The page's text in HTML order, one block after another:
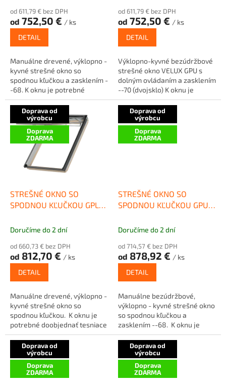
od 611,79 € bez DPH
od 752,50 € / ks
DETAIL
Manuálne drevené, výklopno -
kyvné strešné okno so
spodnou kľučkou a zasklením -
-68. K oknu je potrebné
doobjednať tesniace
lemovanie...
od 611,79 € bez DPH
od 752,50 € / ks
DETAIL
Výklopno-kyvné bezúdržbové
strešné okno VELUX GPU s
dolným ovládaním a zasklením
--70 (dvojsklo) K oknu je
potrebné doobjednať
tesniace...
Doprava od
výrobcu
Doprava
ZDARMA
STREŠNÉ OKNO SO
SPODNOU KĽUČKOU GPL
Doručíme do 2 dní
od 660,73 € bez DPH
od 812,70 € / ks
DETAIL
Manuálne drevené, výklopno -
kyvné strešné okno so
spodnou kľučkou. K oknu je
potrebné doobjednať tesniace
lemovanie podľa hrúbky...
Doprava od
výrobcu
Doprava
ZDARMA
STREŠNÉ OKNO SO
SPODNOU KĽUČKOU GPU
Doručíme do 2 dní
od 714,57 € bez DPH
od 878,92 € / ks
DETAIL
Manuálne bezúdržbové,
výklopno - kyvné strešné okno
so spodnou kľučkou a
zasklením --68. K oknu je
potrebné doobjednať
tesniace...
Doprava od
výrobcu
Doprava
ZDARMA
Doprava od
výrobcu
Doprava
ZDARMA